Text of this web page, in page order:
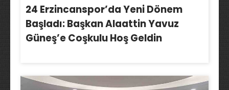
24 Erzincanspor’da Yeni Dönem
Başladı: Başkan Alaattin Yavuz
Güneş’e Coşkulu Hoş Geldin